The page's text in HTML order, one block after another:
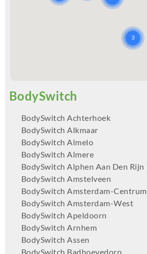
BodySwitch Achterhoek
BodySwitch Alkmaar
BodySwitch Almelo
BodySwitch Almere
BodySwitch Alphen Aan Den Rijn
BodySwitch Amstelveen
BodySwitch Amsterdam-Centrum
BodySwitch Amsterdam-West
BodySwitch Apeldoorn
BodySwitch Arnhem
BodySwitch Assen
BodySwitch Badhoevedorp